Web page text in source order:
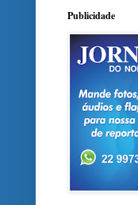
Publicidade